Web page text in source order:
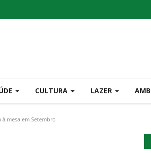
CULTURA LAZER
mesa em Setembro